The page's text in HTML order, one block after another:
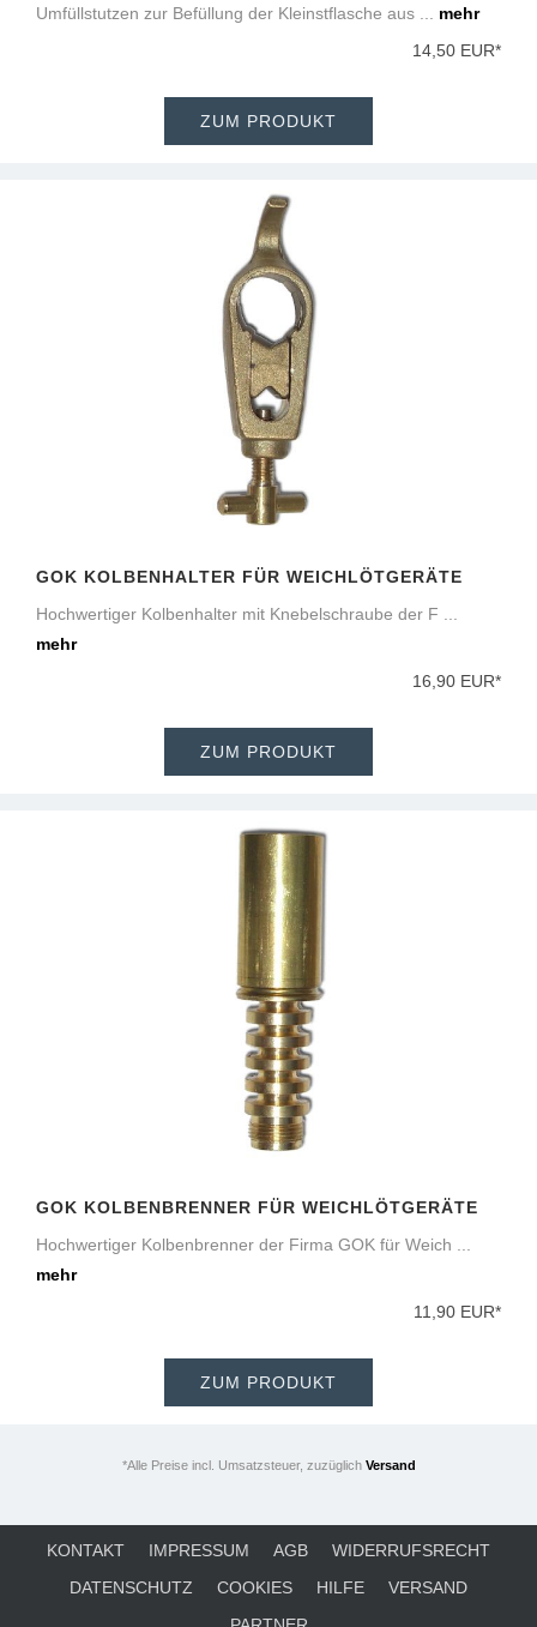
Umfüllstutzen zur Befüllung der Kleinstflasche aus ... mehr
14,50 EUR*
ZUM PRODUKT
GOK KOLBENHALTER FÜR WEICHLÖTGERÄTE
Hochwertiger Kolbenhalter mit Knebelschraube der F ...
mehr
16,90 EUR*
ZUM PRODUKT
GOK KOLBENBRENNER FÜR WEICHLÖTGERÄTE
Hochwertiger Kolbenbrenner der Firma GOK für Weich ...
mehr
11,90 EUR*
ZUM PRODUKT
*Alle Preise incl. Umsatzsteuer, zuzüglich Versand
KONTAKT IMPRESSUM AGB
WIDERRUFSRECHT
DATENSCHUTZ
COOKIES HILFE
VERSAND